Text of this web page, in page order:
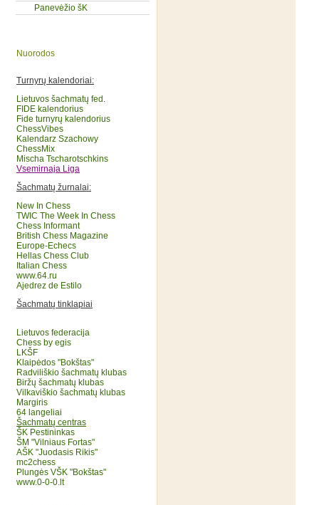
Panevėžio šK
Nuorodos
Turnyrų kalendoriai:
Lietuvos šachmatų fed .
FIDE kalendorius
Fide turnyrų kalendorius
ChessVibes
Kalendarz Szachowy
ChessMix
Mischa Tscharotschkins
Vsemirnaja Liga
Šachmatų žurnalai:
New In Chess
TWIC The Week In Chess
Chess Informant
British Chess Magazine
Europe-Echecs
Hellas Chess Club
Italian Chess
www.64.ru
Ajedrez de Estilo
Šachmatų tinklapiai
Lietuvos federacija
Chess by egis
LKŠF
Klaipėdos "Bokštas"
Radviliškio šachmatų klubas
Biržų šachmatų klubas
Vilkaviškio šachmatų klubas
Margiris
64 langeliai
Šachmatų centras
ŠK Pestininkas
ŠM "Vilniaus Fortas"
AŠK "Juodasis Rikis"
mc2chess
Plungės VŠK "Bokštas"
www.0-0-0.lt